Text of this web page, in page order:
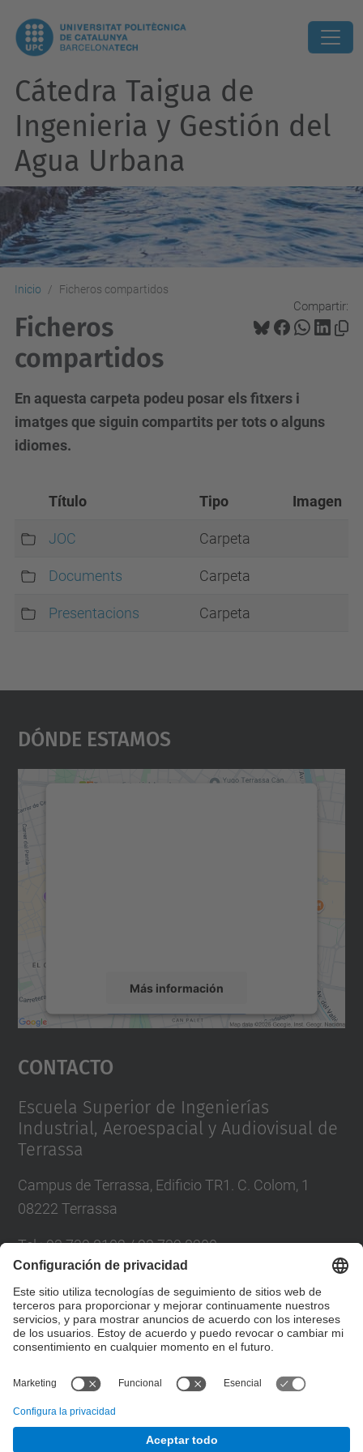
Cátedra Taigua de
Ingenieria y Gestión del
Agua Urbana
Inicio Ficheros compartidos
Compartir:
Ficheros
compartidos
En aquesta carpeta podeu posar els fitxers i
imatges que siguin compartits per tots o alguns
idiomes.
Título Tipo Imagen
JOC Carpeta
Documents Carpeta
Presentacions Carpeta
Dónde Estamos
Más información
Aceptar
powered by
Contacto
Escuela Superior de Ingenierías
Industrial, Aeroespacial y Audiovisual de
Terrassa
Campus de Terrassa, Edificio TR1. C. Colom, 1
08222 Terrassa
Tel.:93 739 8102 / 93 739 8200
Directorio UPC
Formulario de contacto